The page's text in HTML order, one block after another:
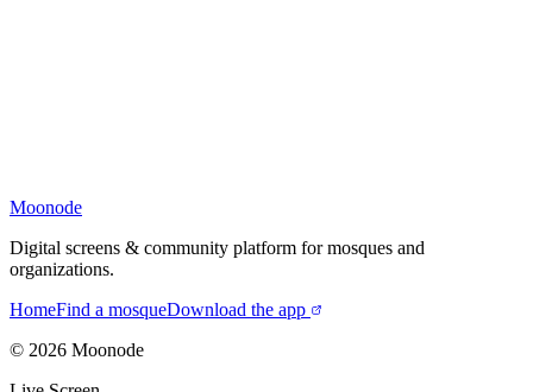
Moonode
Digital screens & community platform for mosques and
organizations.
HomeFind a mosqueDownload the app
© 2026 Moonode